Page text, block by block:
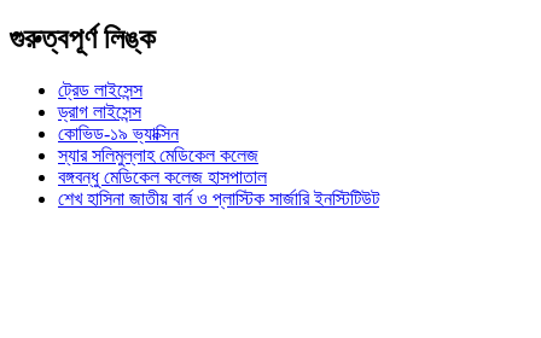
গুরুত্বপূর্ণ লিঙ্ক
ট্রেড লাইসেন্স
ড্রাগ লাইসেন্স
কোভিড-১৯ ভ্যাক্সিন
স্যার সলিমুল্লাহ মেডিকেল কলেজ
বঙ্গবন্ধু মেডিকেল কলেজ হাসপাতাল
শেখ হাসিনা জাতীয় বার্ন ও প্লাস্টিক সার্জারি ইনস্টিটিউট